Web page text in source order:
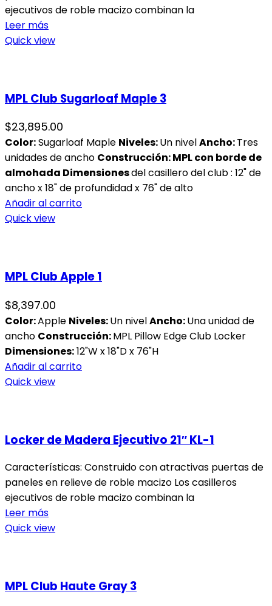
ejecutivos de roble macizo combinan la
Leer más
Quick view
MPL Club Sugarloaf Maple 3
$23,895.00
Color:Sugarloaf Maple Niveles:Un nivelAncho:Tres
unidades de ancho Construcción: MPL con borde de
almohada Dimensionesdel casillero del club : 12" de
ancho x 18" de profundidad x 76" de alto
Añadir al carrito
Quick view
MPL Club Apple 1
$8,397.00
Color:Apple Niveles:Un nivelAncho:Una unidad de
ancho Construcción:MPL Pillow Edge Club Locker
Dimensiones:12"W x 18"D x 76"H
Añadir al carrito
Quick view
Locker de Madera Ejecutivo 21″ KL-1
Características: Construido con atractivas puertas de
paneles en relieve de roble macizo Los casilleros
ejecutivos de roble macizo combinan la
Leer más
Quick view
MPL Club Haute Gray 3